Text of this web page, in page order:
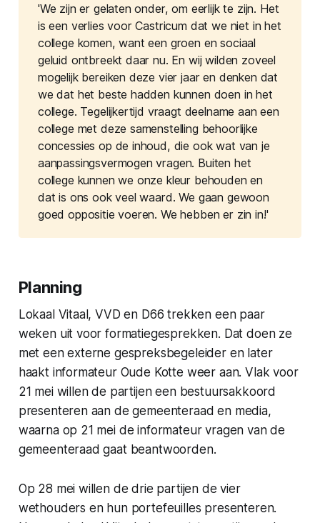
'We zijn er gelaten onder, om eerlijk te zijn. Het
is een verlies voor Castricum dat we niet in het
college komen, want een groen en sociaal
geluid ontbreekt daar nu. En wij wilden zoveel
mogelijk bereiken deze vier jaar en denken dat
we dat het beste hadden kunnen doen in het
college. Tegelijkertijd vraagt deelname aan een
college met deze samenstelling behoorlijke
concessies op de inhoud, die ook wat van je
aanpassingsvermogen vragen. Buiten het
college kunnen we onze kleur behouden en
dat is ons ook veel waard. We gaan gewoon
goed oppositie voeren. We hebben er zin in!'
Planning
Lokaal Vitaal, VVD en D66 trekken een paar
weken uit voor formatiegesprekken. Dat doen ze
met een externe gespreksbegeleider en later
haakt informateur Oude Kotte weer aan. Vlak voor
21 mei willen de partijen een bestuursakkoord
presenteren aan de gemeenteraad en media,
waarna op 21 mei de informateur vragen van de
gemeenteraad gaat beantwoorden.
Op 28 mei willen de drie partijen de vier
wethouders en hun portefeuilles presenteren.